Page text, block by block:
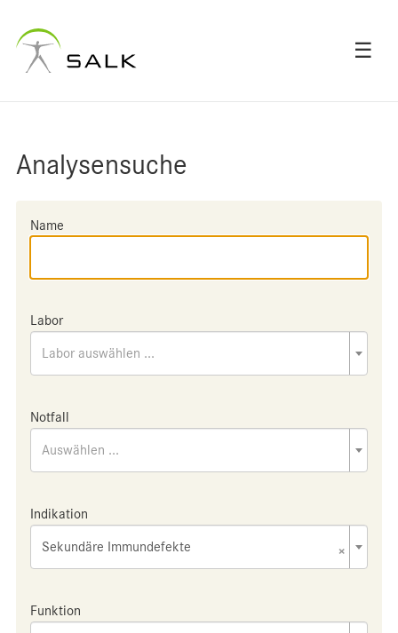
☰
Analysensuche
Name
Labor
Labor auswählen ...
Notfall
Auswählen ...
Indikation
×
Sekundäre Immundefekte
Funktion